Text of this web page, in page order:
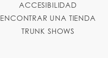
ACCESIBILIDAD
ENCONTRAR UNA TIENDA
TRUNK SHOWS